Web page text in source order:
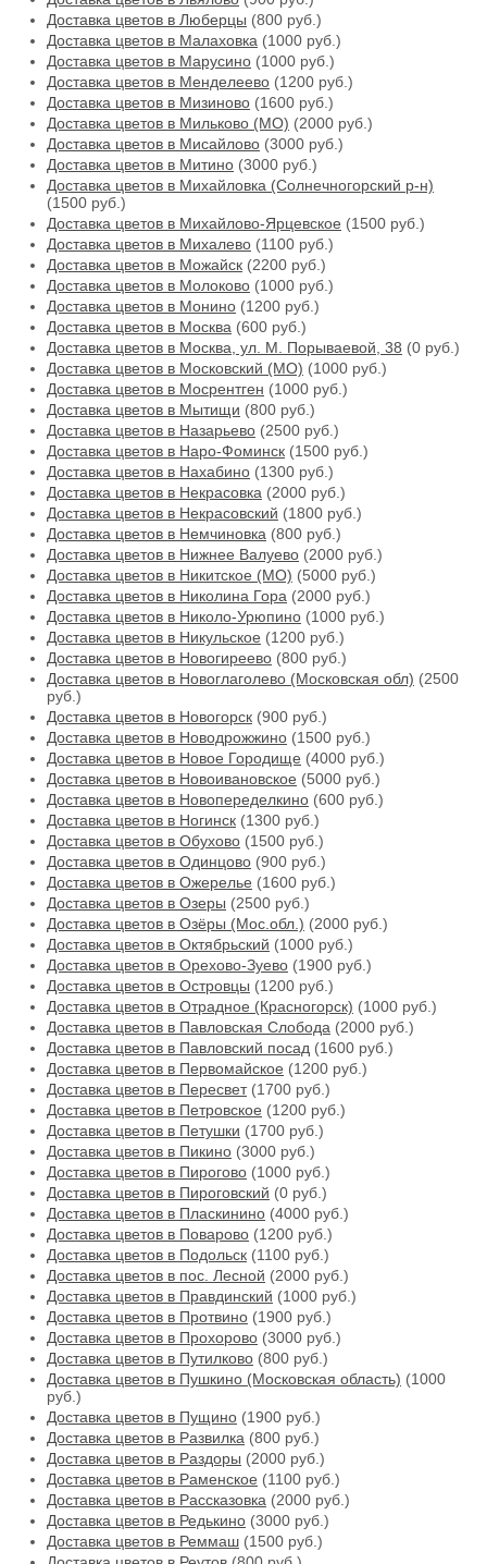
Доставка цветов в Люберцы (800 руб.)
Доставка цветов в Малаховка (1000 руб.)
Доставка цветов в Марусино (1000 руб.)
Доставка цветов в Менделеево (1200 руб.)
Доставка цветов в Мизиново (1600 руб.)
Доставка цветов в Мильково (МО) (2000 руб.)
Доставка цветов в Мисайлово (3000 руб.)
Доставка цветов в Митино (3000 руб.)
Доставка цветов в Михайловка (Солнечногорский р-н)
(1500 руб.)
Доставка цветов в Михайлово-Ярцевское (1500 руб.)
Доставка цветов в Михалево (1100 руб.)
Доставка цветов в Можайск (2200 руб.)
Доставка цветов в Молоково (1000 руб.)
Доставка цветов в Монино (1200 руб.)
Доставка цветов в Москва (600 руб.)
Доставка цветов в Москва, ул. М. Порываевой, 38 (0 руб.)
Доставка цветов в Московский (МО) (1000 руб.)
Доставка цветов в Мосрентген (1000 руб.)
Доставка цветов в Мытищи (800 руб.)
Доставка цветов в Назарьево (2500 руб.)
Доставка цветов в Наро-Фоминск (1500 руб.)
Доставка цветов в Нахабино (1300 руб.)
Доставка цветов в Некрасовка (2000 руб.)
Доставка цветов в Некрасовский (1800 руб.)
Доставка цветов в Немчиновка (800 руб.)
Доставка цветов в Нижнее Валуево (2000 руб.)
Доставка цветов в Никитское (МО) (5000 руб.)
Доставка цветов в Николина Гора (2000 руб.)
Доставка цветов в Николо-Урюпино (1000 руб.)
Доставка цветов в Никульское (1200 руб.)
Доставка цветов в Новогиреево (800 руб.)
Доставка цветов в Новоглаголево (Московская обл) (2500
руб.)
Доставка цветов в Новогорск (900 руб.)
Доставка цветов в Новодрожжино (1500 руб.)
Доставка цветов в Новое Городище (4000 руб.)
Доставка цветов в Новоивановское (5000 руб.)
Доставка цветов в Новопеределкино (600 руб.)
Доставка цветов в Ногинск (1300 руб.)
Доставка цветов в Обухово (1500 руб.)
Доставка цветов в Одинцово (900 руб.)
Доставка цветов в Ожерелье (1600 руб.)
Доставка цветов в Озеры (2500 руб.)
Доставка цветов в Озёры (Мос.обл.) (2000 руб.)
Доставка цветов в Октябрьский (1000 руб.)
Доставка цветов в Орехово-Зуево (1900 руб.)
Доставка цветов в Островцы (1200 руб.)
Доставка цветов в Отрадное (Красногорск) (1000 руб.)
Доставка цветов в Павловская Слобода (2000 руб.)
Доставка цветов в Павловский посад (1600 руб.)
Доставка цветов в Первомайское (1200 руб.)
Доставка цветов в Пересвет(1700 руб.)
Доставка цветов в Петровское (1200 руб.)
Доставка цветов в Петушки (1700 руб.)
Доставка цветов в Пикино (3000 руб.)
Доставка цветов в Пирогово (1000 руб.)
Доставка цветов в Пироговский (0 руб.)
Доставка цветов в Пласкинино (4000 руб.)
Доставка цветов в Поварово (1200 руб.)
Доставка цветов в Подольск (1100 руб.)
Доставка цветов в пос. Лесной (2000 руб.)
Доставка цветов в Правдинский (1000 руб.)
Доставка цветов в Протвино (1900 руб.)
Доставка цветов в Прохорово (3000 руб.)
Доставка цветов в Путилково (800 руб.)
Доставка цветов в Пушкино (Московская область) (1000
руб.)
Доставка цветов в Пущино (1900 руб.)
Доставка цветов в Развилка (800 руб.)
Доставка цветов в Раздоры (2000 руб.)
Доставка цветов в Раменское (1100 руб.)
Доставка цветов в Рассказовка (2000 руб.)
Доставка цветов в Редькино (3000 руб.)
Доставка цветов в Реммаш (1500 руб.)